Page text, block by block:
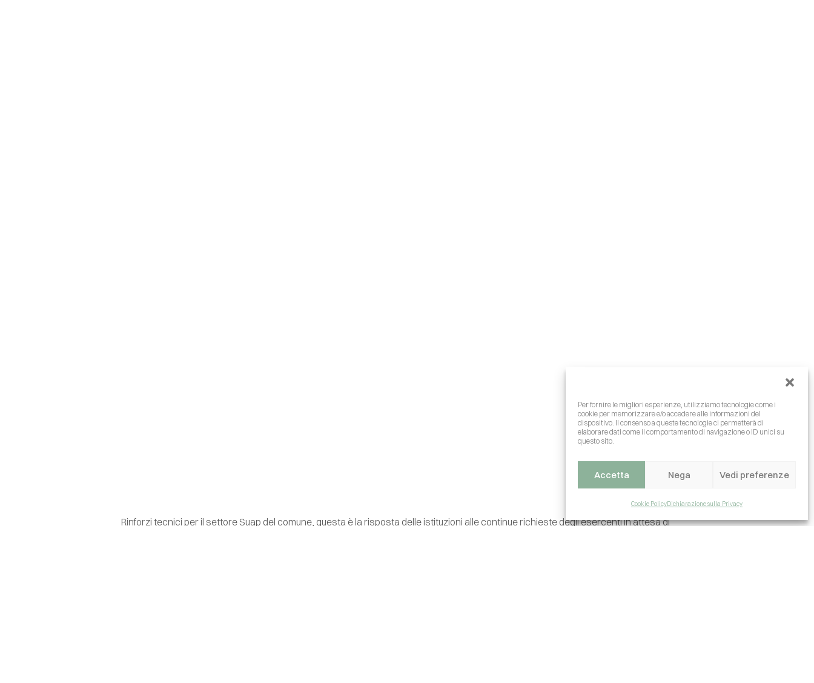
Per fornire le migliori esperienze, utilizziamo tecnologie come i
cookie per memorizzare e/o accedere alle informazioni del
dispositivo. Il consenso a queste tecnologie ci permetterà di
elaborare dati come il comportamento di navigazione o ID unici su
questo sito.
Accetta Nega Vedi preferenze
Cookie PolicyDichiarazione sulla Privacy
Rinforzi tecnici per il settore Suap del comune, questa è la risposta delle istituzioni alle continue richieste degli esercenti in attesa di